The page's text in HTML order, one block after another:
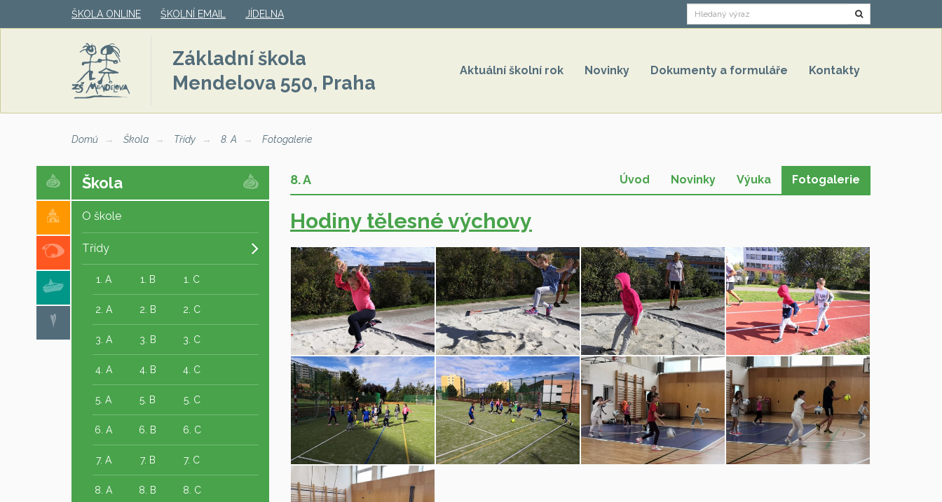
ŠKOLA ONLINE ŠKOLNÍ EMAIL JÍDELNA Hledat
Základní škola
Mendelova 550, Praha
Aktuální školní rok Novinky Dokumenty a formuláře Kontakty
Domů Škola Třídy 8. A Fotogalerie
Škola
O škole
Třídy
1. A 1. B 1. C
2. A 2. B 2. C
3. A 3. B 3. C
4. A 4. B 4. C
5. A 5. B 5. C
6. A 6. B 6. C
7. A 7. B 7. C
8. A 8. B 8. C
8. A Úvod Novinky Výuka Fotogalerie
Hodiny tělesné výchovy